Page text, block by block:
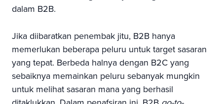
dalam B2B.
Jika diibaratkan penembak jitu, B2B hanya
memerlukan beberapa peluru untuk target sasaran
yang tepat. Berbeda halnya dengan B2C yang
sebaiknya memainkan peluru sebanyak mungkin
untuk melihat sasaran mana yang berhasil